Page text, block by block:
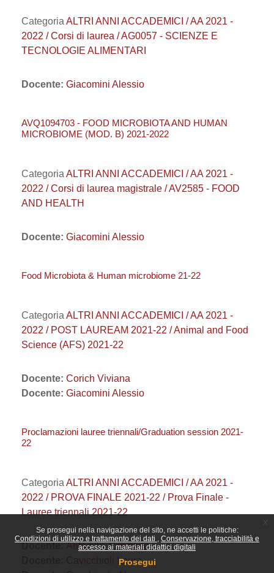
Se prosegui nella navigazione del sito, ne accetti le politiche:
Condizioni di utilizzo e trattamento dei dati
Conservazione, tracciabilità e
accesso ai materiali didattici digitali
Prosegui
Categoria ALTRI ANNI ACCADEMICI / AA 2021 -
2022 / Corsi di laurea / AG0057 - SCIENZE E
TECNOLOGIE ALIMENTARI
Docente: Giacomini Alessio
AVQ1094703 - FOOD MICROBIOTA AND HUMAN
MICROBIOME (MOD. B) 2021-2022
Categoria ALTRI ANNI ACCADEMICI / AA 2021 -
2022 / Corsi di laurea magistrale / AV2585 - FOOD
AND HEALTH
Docente: Giacomini Alessio
Food Microbiota & Human microbiome 21-22
Categoria ALTRI ANNI ACCADEMICI / AA 2021 -
2022 / POST LAUREAM 2021-22 / Animal and Food
Science (AFS) 2021-22
Docente: Corich Viviana
Docente: Giacomini Alessio
Proclamazioni lauree triennali/Graduation session 2021-
22
Categoria ALTRI ANNI ACCADEMICI / AA 2021 -
2022 / PROVA FINALE 2021-22 / Prova Finale -
Lauree triennali 2021-22
Docente:Anfodillo Tommaso
Cavicchioli Laura